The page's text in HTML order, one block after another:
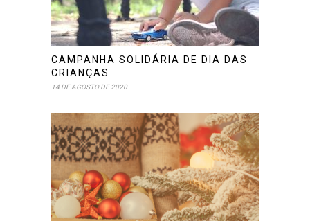
CAMPANHA SOLIDÁRIA DE DIA DAS
CRIANÇAS
14 DE AGOSTO DE 2020